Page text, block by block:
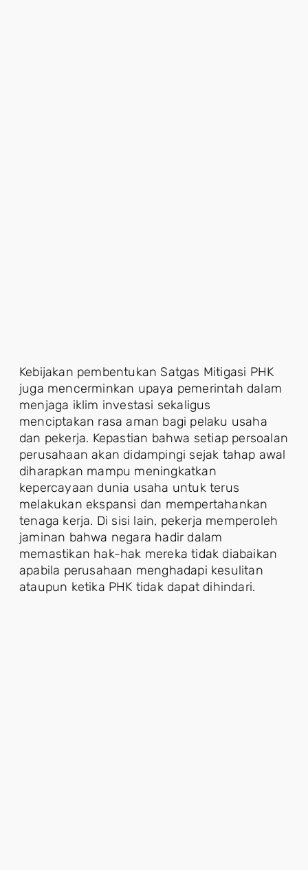
Kebijakan pembentukan Satgas Mitigasi PHK
juga mencerminkan upaya pemerintah dalam
menjaga iklim investasi sekaligus
menciptakan rasa aman bagi pelaku usaha
dan pekerja. Kepastian bahwa setiap persoalan
perusahaan akan didampingi sejak tahap awal
diharapkan mampu meningkatkan
kepercayaan dunia usaha untuk terus
melakukan ekspansi dan mempertahankan
tenaga kerja. Di sisi lain, pekerja memperoleh
jaminan bahwa negara hadir dalam
memastikan hak-hak mereka tidak diabaikan
apabila perusahaan menghadapi kesulitan
ataupun ketika PHK tidak dapat dihindari.